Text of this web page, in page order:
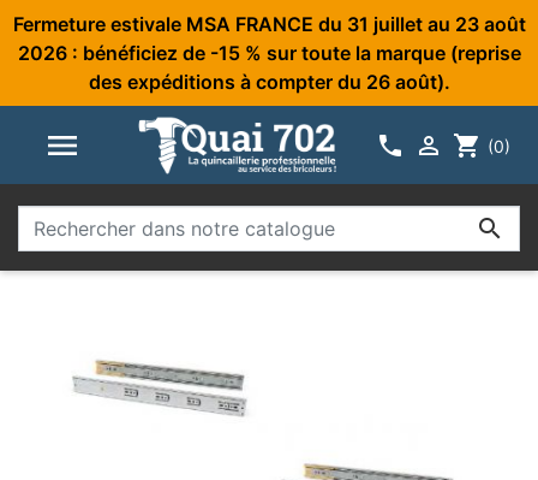
Fermeture estivale MSA FRANCE du 31 juillet au 23 août
2026 : bénéficiez de -15 % sur toute la marque (reprise
des expéditions à compter du 26 août).
   shopping_cart (0)
